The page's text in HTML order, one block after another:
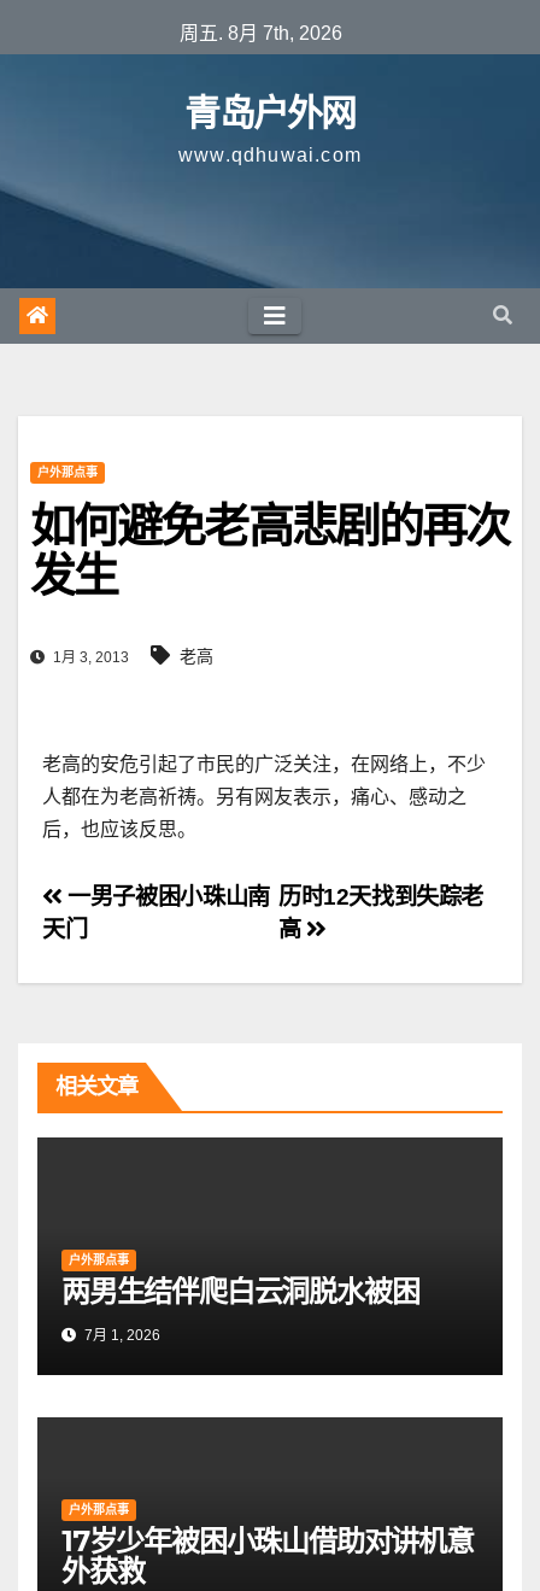
至
周五. 8月 7th, 2026
青岛户外网
www.qdhuwai.com
户外那点事
如何避免老高悲剧的再次
发生
1月 3, 2013 老高
老高的安危引起了市民的广泛关注，在网络上，不少
人都在为老高祈祷。另有网友表示，痛心、感动之
后，也应该反思。
文
章
航
历时12天找到失踪老
高
一男子被困小珠山南
天门
相关文章
户外那点事
两男生结伴爬白云洞脱水被困
7月 1, 2026
户外那点事
17岁少年被困小珠山借助对讲机意
外获救